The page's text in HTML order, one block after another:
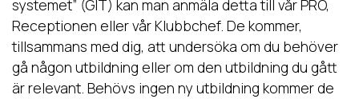
systemet” (GIT) kan man anmäla detta till vår PRO,
Receptionen eller vår Klubbchef. De kommer,
tillsammans med dig, att undersöka om du behöver
gå någon utbildning eller om den utbildning du gått
är relevant. Behövs ingen ny utbildning kommer de